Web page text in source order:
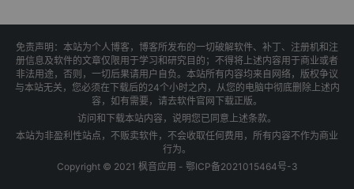
免责声明：本站为个人博客，博客所发布的一切破解软件、补丁、注册机和注
册信息及软件的文章仅限用于学习和研究目的；不得将上述内容用于商业或者
非法用途，否则，一切后果请用户自负。本站所有内容均来自网络，版权争议
与本站无关，您必须在下载后的24个小时之内，从您的电脑中彻底删除上述内
容，如有需要，请去软件官网下载正版。
访问和下载本站内容，说明您已同意上述条款。
本站为非盈利性站点，不贩卖软件，不会收取任何费用，所有内容不作为商业
行为。
Copyright © 2021 枫音应用 - 鄂ICP备2021015464号-3